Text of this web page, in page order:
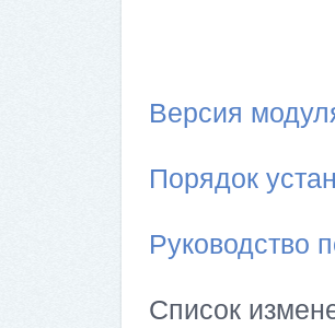
Версия
Порядок
Руководство
Список